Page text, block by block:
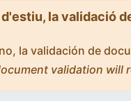
la validació
la validación de
validation